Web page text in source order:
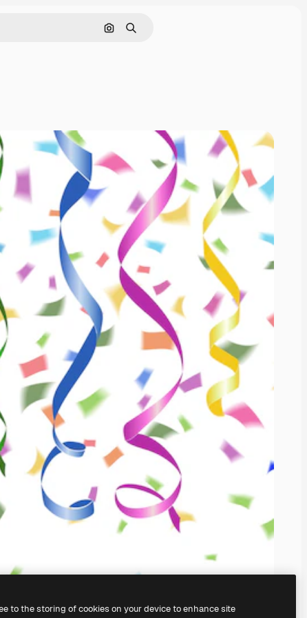
Cerca per immagine
Ricerca
to the storing of cookies on your device to enhance site